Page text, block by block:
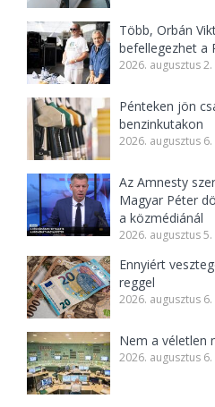
Több, Orbán
befellegezhet a
2026. augusztus
Pénteken jön
benzinkutakon
2026. augusztus
Az Amnesty
Magyar Péter
a közmédiánál
2026. augusztus 5.
Ennyiért
reggel
2026. augusztus
Nem a véletlen
2026. augusztus 6.